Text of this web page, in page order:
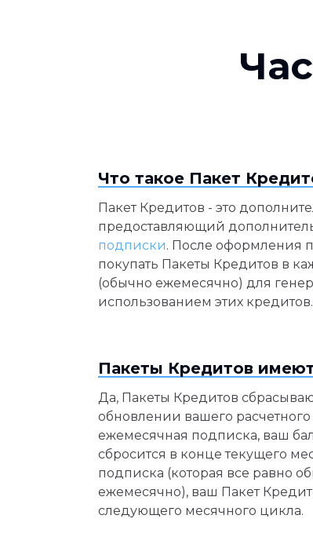
Что такое Пакет
Пакет Кредитов - это
предоставляющий
подписки. После оформления
покупать Пакеты Кредитов в
(обычно ежемесячно) для
использованием этих кредитов.
Пакеты Кредитов
Да, Пакеты Кредитов
обновлении вашего
ежемесячная подписка, ваш
сбросится в конце текущего
подписка (которая все равно
ежемесячно), ваш Пакет
следующего месячного цикла.